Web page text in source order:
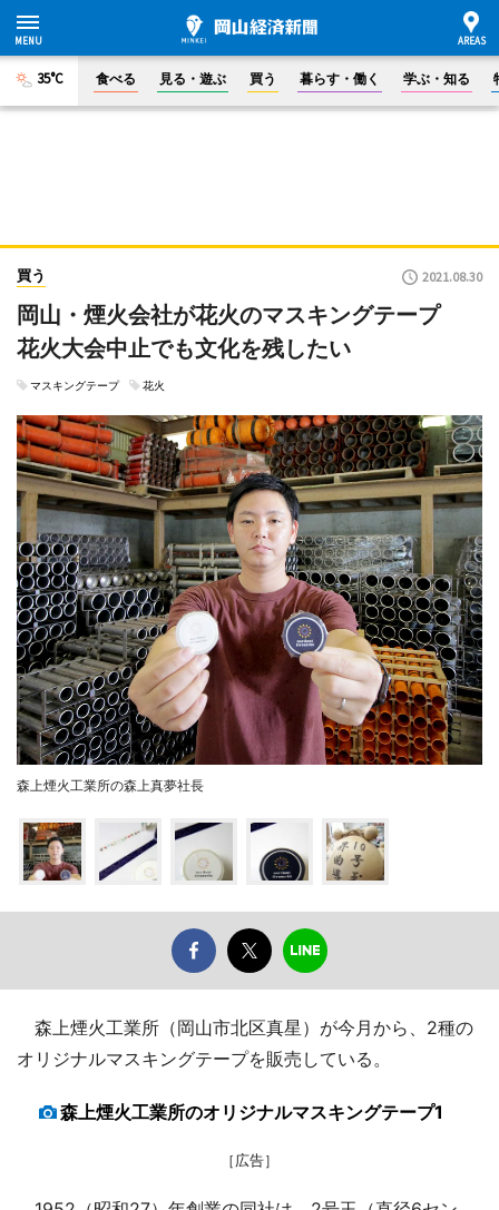
35°C 食べる 見る・遊ぶ 買う 暮らす・働く 学ぶ・知る
買う 2021.08.30
岡山・煙火会社が花火のマスキングテープ
花火大会中止でも文化を残したい
マスキングテープ 花火
森上煙火工業所の森上真夢社長
森上煙火工業所（岡山市北区真星）が今月から、2種の
オリジナルマスキングテープを販売している。
森上煙火工業所のオリジナルマスキングテープ1
［広告］